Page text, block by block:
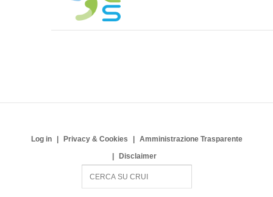
Log in Privacy & Cookies
Amministrazione Trasparente
Disclaimer